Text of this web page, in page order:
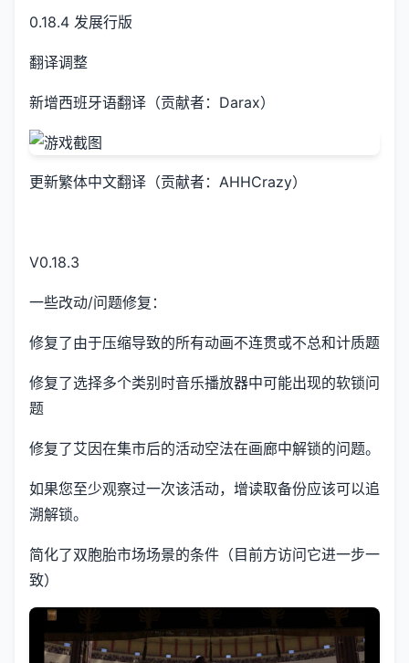
0.18.4 发展行版
翻译调整
新增西班牙语翻译（贡献者：Darax）
更新繁体中文翻译（贡献者：AHHCrazy）
V0.18.3
一些改动/问题修复：
修复了由于压缩导致的所有动画不连贯或不总和计质题
修复了选择多个类别时音乐播放器中可能出现的软锁问
题
修复了艾因在集市后的活动空法在画廊中解锁的问题。
如果您至少观察过一次该活动，增读取备份应该可以追
溯解锁。
简化了双胞胎市场场景的条件（目前方访问它进一步一
致）